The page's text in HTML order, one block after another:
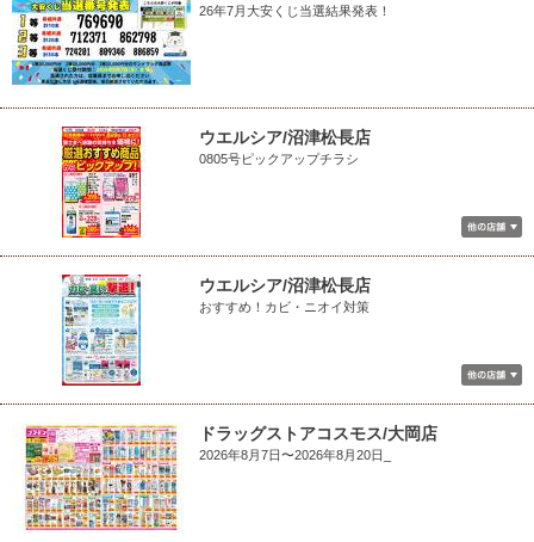
26年7月大安くじ当選結果発表！
ウエルシア/沼津松長店
0805号ピックアップチラシ
ウエルシア/沼津松長店
おすすめ！カビ・ニオイ対策
ドラッグストアコスモス/大岡店
2026年8月7日〜2026年8月20日_